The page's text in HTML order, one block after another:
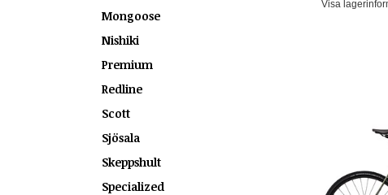
Mongoose
Nishiki
Premium
Redline
Scott
Sjösala
Skeppshult
Specialized
Visa